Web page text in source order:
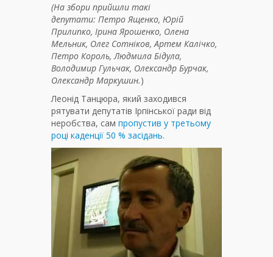
(На збори прийшли такі
депутати: Петро Ященко, Юрій
Прилипко, Ірина Ярошенко, Олена
Мельник, Олег Сотніков, Артем Калічко,
Петро Король, Людмила Бідула,
Володимир Гульчак, Олександр Бурчак,
Олександр Маркушин.)
Леонід Танцюра, який заходився
рятувати депутатів Ірпінської ради від
неробства, сам пропустив у третьому
році каденції 50 % засідань.